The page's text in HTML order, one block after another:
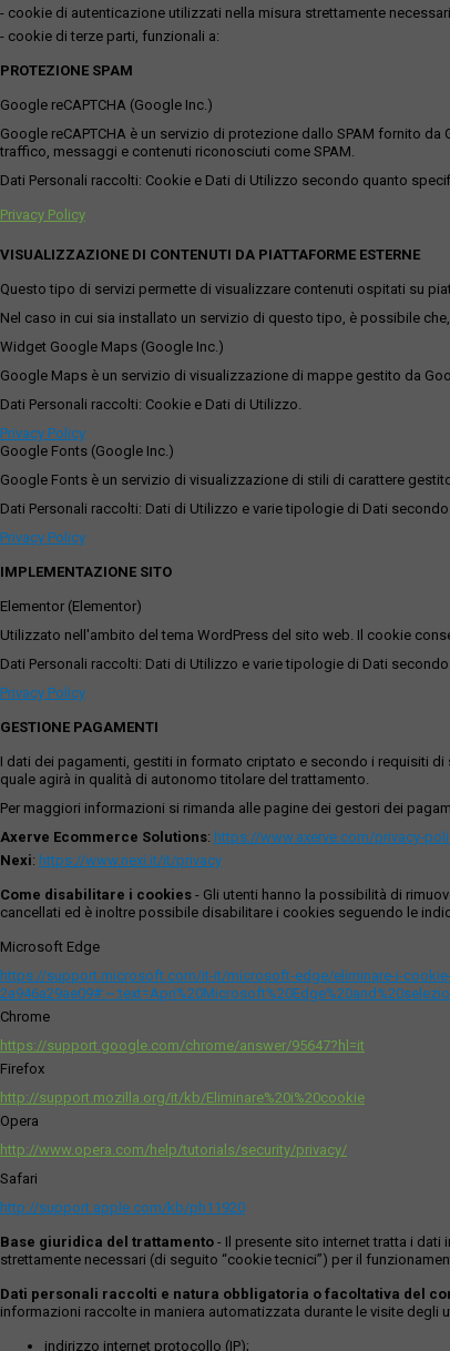
- cookie di autenticazione utilizzati nella misura strettamente
- cookie di terze parti, funzionali a:
PROTEZIONE SPAM
Google reCAPTCHA (Google Inc.)
Google reCAPTCHA è un servizio di protezione dallo SPAM fornito
traffico, messaggi e contenuti riconosciuti come SPAM.
Dati Personali raccolti: Cookie e Dati di Utilizzo secondo quanto
Privacy Policy
VISUALIZZAZIONE DI CONTENUTI DA PIATTAFORME ESTERNE
Questo tipo di servizi permette di visualizzare contenuti ospitati su
Nel caso in cui sia installato un servizio di questo tipo, è possibile
Widget Google Maps (Google Inc.)
Google Maps è un servizio di visualizzazione di mappe gestito da
Dati Personali raccolti: Cookie e Dati di Utilizzo.
Privacy Policy
Google Fonts (Google Inc.)
Google Fonts è un servizio di visualizzazione di stili di carattere
Dati Personali raccolti: Dati di Utilizzo e varie tipologie di Dati
Privacy Policy
IMPLEMENTAZIONE SITO
Elementor (Elementor)
Utilizzato nell'ambito del tema WordPress del sito web. Il cookie
Dati Personali raccolti: Dati di Utilizzo e varie tipologie di Dati
Privacy Policy
GESTIONE PAGAMENTI
I dati dei pagamenti, gestiti in formato criptato e secondo i requisiti
quale agirà in qualità di autonomo titolare del trattamento.
Per maggiori informazioni si rimanda alle pagine dei gestori dei
Axerve Ecommerce Solutions: https://www.axerve.com/privacy-
Nexi: https://www.nexi.it/it/privacy
Come disabilitare i cookies - Gli utenti hanno la possibilità di
cancellati ed è inoltre possibile disabilitare i cookies seguendo le
Microsoft Edge
https://support.microsoft.com/it-it/microsoft-edge/eliminare-i-
Chrome
https://support.google.com/chrome/answer/95647?hl=it
Firefox
http://support.mozilla.org/it/kb/Eliminare%20i%20cookie
Opera
http://www.opera.com/help/tutorials/security/privacy/
Safari
http://support.apple.com/kb/ph11920
Base giuridica del trattamento - Il presente sito internet tratta i
strettamente necessari (di seguito “cookie tecnici”) per il
Dati personali raccolti e natura obbligatoria o facoltativa del
informazioni raccolte in maniera automatizzata durante le visite
indirizzo internet protocollo (IP);